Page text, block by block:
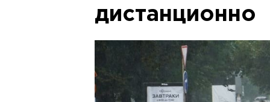
дистанционно